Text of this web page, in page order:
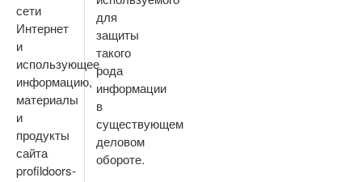
сети
Интернет
и
использующее
информацию,
материалы
и
продукты
сайта
profildoors-
для
защиты
такого
рода
информации
в
существующем
деловом
обороте.